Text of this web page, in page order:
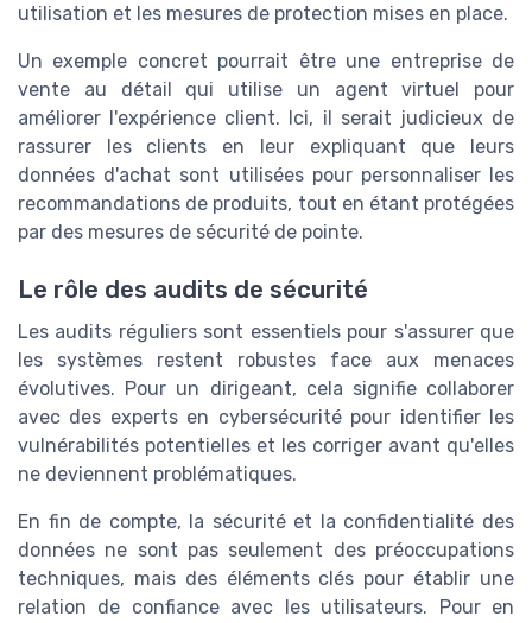
utilisation et les mesures de protection mises en place.
Un exemple concret pourrait être une entreprise de
vente au détail qui utilise un agent virtuel pour
améliorer l'expérience client. Ici, il serait judicieux de
rassurer les clients en leur expliquant que leurs
données d'achat sont utilisées pour personnaliser les
recommandations de produits, tout en étant protégées
par des mesures de sécurité de pointe.
Le rôle des audits de sécurité
Les audits réguliers sont essentiels pour s'assurer que
les systèmes restent robustes face aux menaces
évolutives. Pour un dirigeant, cela signifie collaborer
avec des experts en cybersécurité pour identifier les
vulnérabilités potentielles et les corriger avant qu'elles
ne deviennent problématiques.
En fin de compte, la sécurité et la confidentialité des
données ne sont pas seulement des préoccupations
techniques, mais des éléments clés pour établir une
relation de confiance avec les utilisateurs. Pour en